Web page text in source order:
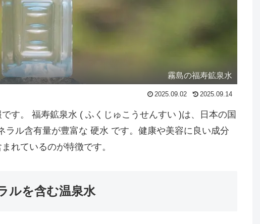
霧島の福寿鉱泉水
2025.09.02 2025.09.14
す。 福寿鉱泉水 ( ふくじゅこうせんすい )は、日本の国
ラル含有量が豊富な 硬水 です。健康や美容に良い成分
れているのが特徴です。
ルを含む温泉水